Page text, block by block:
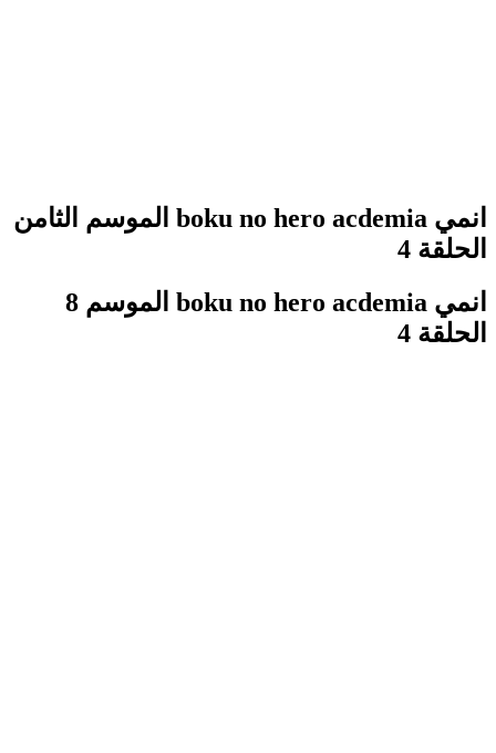
انمي boku no hero acdemia الموسم الثامن
الحلقة 4
انمي boku no hero acdemia الموسم 8
الحلقة 4